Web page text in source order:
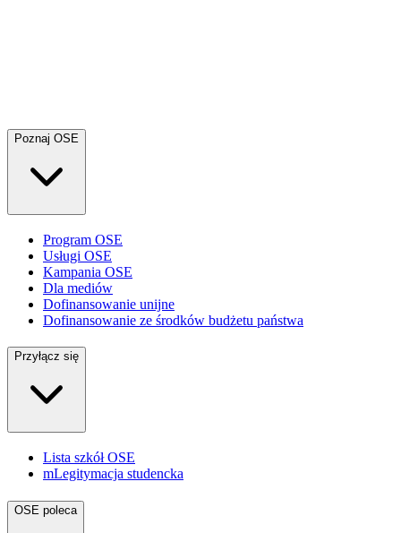
Poznaj OSE
Program OSE
Usługi OSE
Kampania OSE
Dla mediów
Dofinansowanie unijne
Dofinansowanie ze środków budżetu państwa
Przyłącz się
Lista szkół OSE
mLegitymacja studencka
OSE poleca